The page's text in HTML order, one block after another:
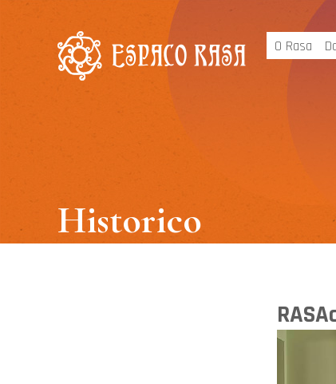
O Rasa
Historico